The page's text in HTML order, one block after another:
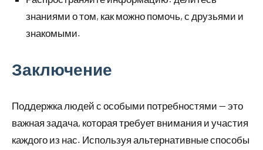
знаниями о том, как можно помочь, с друзьями и
знакомыми.
Заключение
Поддержка людей с особыми потребностями — это
важная задача, которая требует внимания и участия
каждого из нас. Используя альтернативные способы